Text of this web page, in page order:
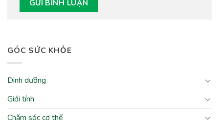
GÓC SỨC KHỎE
Dinh dưỡng
Giới tính
Chăm sóc cơ thể